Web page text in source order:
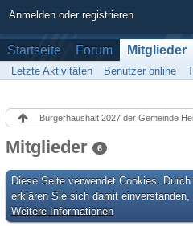
Anmelden oder registrieren
Startseite Forum Mitglieder
Letzte Aktivitäten Benutzer online
Bürgerhaushalt 2027 der Gemeinde
Mitglieder 6
Diese Seite verwendet Cookies.
erklären Sie sich damit
Weitere Informationen